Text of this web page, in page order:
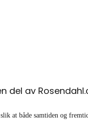
del av
at både samtiden og